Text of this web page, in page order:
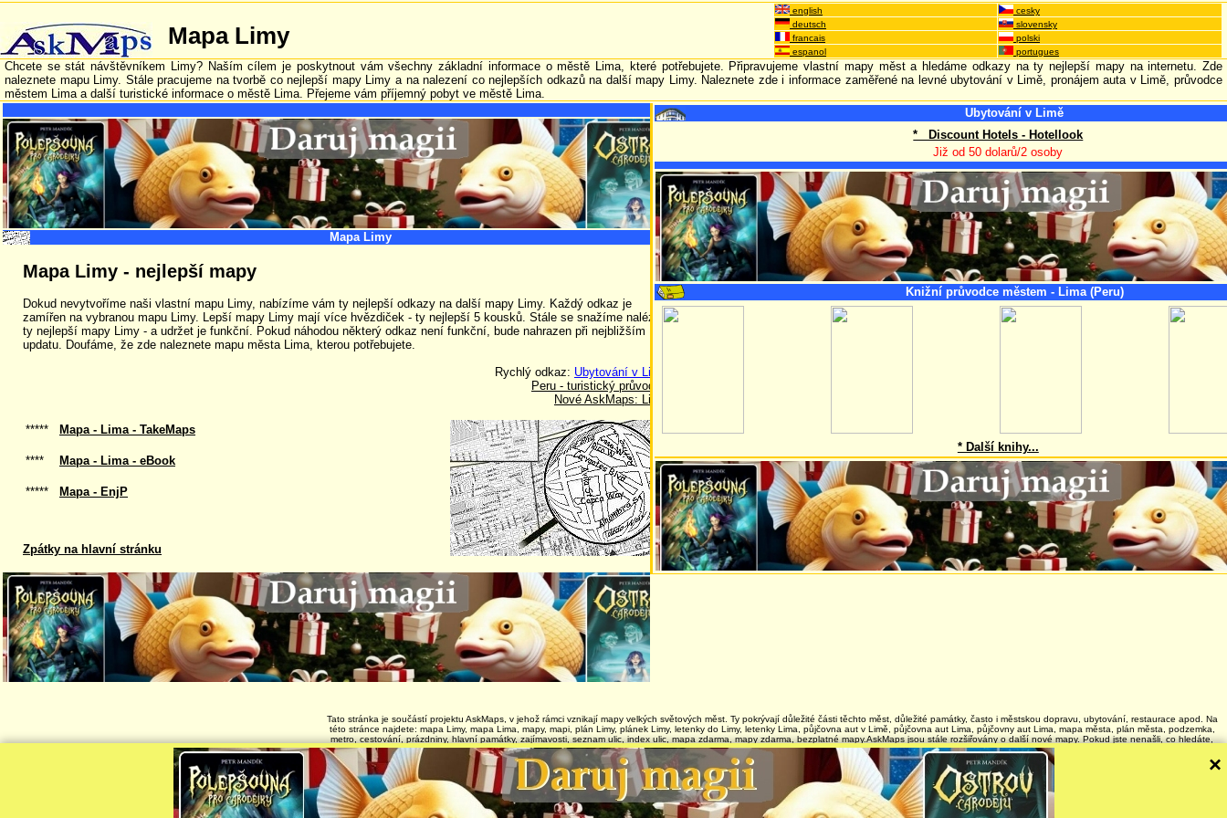
Mapa Limy
english
cesky
deutsch
slovensky
francais
polski
espanol
portugues
Chcete se stát návštěvníkem Limy? Naším cílem je poskytnout vám všechny základní informace o městě Lima, které potřebujete. Připravujeme vlastní mapy měst a hledáme odkazy na ty nejlepší mapy na internetu. Zde
naleznete mapu Limy. Stále pracujeme na tvorbě co nejlepší mapy Limy a na nalezení co nejlepších odkazů na další mapy Limy. Naleznete zde i informace zaměřené na levné ubytování v Limě, pronájem auta v Limě, průvodce
městem Lima a další turistické informace o městě Lima. Přejeme vám příjemný pobyt ve městě Lima.
Mapa Limy
Mapa Limy - nejlepší mapy
Dokud nevytvoříme naši vlastní mapu Limy, nabízíme vám ty nejlepší odkazy na další mapy Limy. Každý odkaz je
zamířen na vybranou mapu Limy. Lepší mapy Limy mají více hvězdiček - ty nejlepší 5 kousků. Stále se snažíme nalézt
ty nejlepší mapy Limy - a udržet je funkční. Pokud náhodou některý odkaz není funkční, bude nahrazen při nejbližším
updatu. Doufáme, že zde naleznete mapu města Lima, kterou potřebujete.
Rychlý odkaz: Ubytování v Limě
Peru - turistický průvodce
Nové AskMaps: Limy
***** Mapa - Lima - TakeMaps
**** Mapa - Lima - eBook
***** Mapa - EnjP
Zpátky na hlavní stránku
Ubytování v Limě
* Discount Hotels - Hotellook
Již od 50 dolarů/2 osoby
Knižní průvodce městem - Lima (Peru)
* Další knihy...
Tato stránka je součástí projektu AskMaps, v jehož rámci vznikají mapy velkých světových měst. Ty pokrývají důležité části těchto měst, důležité památky, často i městskou dopravu, ubytování, restaurace apod. Na
této stránce najdete: mapa Limy, mapa Lima, mapy, mapi, plán Limy, plánek Limy, letenky do Limy, letenky Lima, půjčovna aut v Limě, půjčovna aut Lima, půjčovny aut Lima, mapa města, plán města, podzemka,
metro, cestování, prázdniny, hlavní památky, zajímavosti, seznam ulic, index ulic, mapa zdarma, mapy zdarma, bezplatné mapy.AskMaps jsou stále rozšiřovány o další nové mapy. Pokud jste nenašli, co hledáte,
zkuste se sem vrátit později. Naposledy jsme přidávali a updatovali mapy v termínu: 2/2013 .
© AskMaps 2001-2026
Publisher:Bispiral, s.r.o.| Privacy policy and website rules
×